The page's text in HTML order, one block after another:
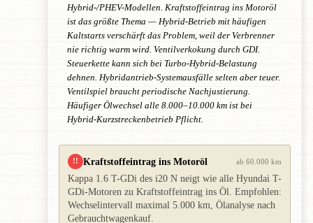
Hybrid-/PHEV-Modellen. Kraftstoffeintrag ins Motoröl
ist das größte Thema — Hybrid-Betrieb mit häufigen
Kaltstarts verschärft das Problem, weil der Verbrenner
nie richtig warm wird. Ventilverkokung durch GDI.
Steuerkette kann sich bei Turbo-Hybrid-Belastung
dehnen. Hybridantrieb-Systemausfälle selten aber teuer.
Ventilspiel braucht periodische Nachjustierung.
Häufiger Ölwechsel alle 8.000–10.000 km ist bei
Hybrid-Kurzstreckenbetrieb Pflicht.
!! Kraftstoffeintrag ins Motoröl ab 60.000 km
Kappa 1.6 T-GDi des i20 N neigt wie alle Hyundai T-
GDi-Motoren zu Kraftstoffeintrag ins Öl. Empfohlen:
Wechselintervall maximal 5.000 km, Ölanalyse nach
Gebrauchtwagenkauf.